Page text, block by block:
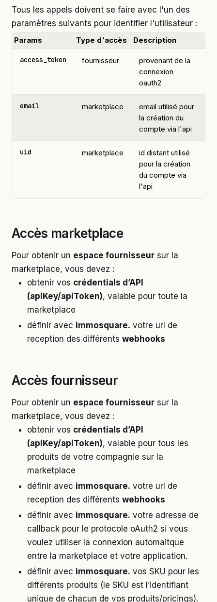
Tous les appels doivent se faire avec l'un des
paramètres suivants pour identifier l'utilisateur :
Params Type d'accès Description
access_token fournisseur
provenant de la
connexion
oauth2
email marketplace
email utilisé pour
la création du
compte via l'api
uid marketplace
id distant utilisé
pour la création
du compte via
l'api
Accès marketplace
Pour obtenir un espace fournisseur sur la
marketplace, vous devez :
obtenir vos crédentials d’API
(apiKey/apiToken), valable pour toute la
marketplace
définir avec immosquare. votre url de
reception des différents webhooks
Accès fournisseur
Pour obtenir un espace fournisseur sur la
marketplace, vous devez :
obtenir vos crédentials d’API
(apiKey/apiToken), valable pour tous les
produits de votre compagnie sur la
marketplace
définir avec immosquare. votre url de
reception des différents webhooks
définir avec immosquare. votre adresse de
callback pour le protocole oAuth2 si vous
voulez utiliser la connexion automaitque
entre la marketplace et votre application.
définir avec immosquare. vos SKU pour les
différents produits (le SKU est l’identifiant
unique de chacun de vos produits/pricings).